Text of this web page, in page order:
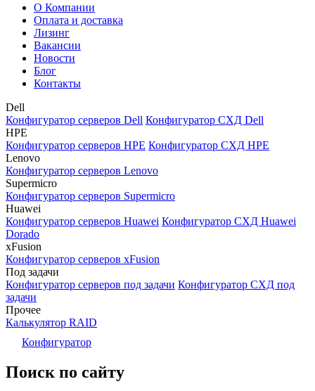
О Компании
Оплата и доставка
Лизинг
Вакансии
Новости
Блог
Контакты
Dell
Конфигуратор серверов Dell Конфигуратор СХД Dell
HPE
Конфигуратор серверов HPE Конфигуратор СХД HPE
Lenovo
Конфигуратор серверов Lenovo
Supermicro
Конфигуратор серверов Supermicro
Huawei
Конфигуратор серверов Huawei Конфигуратор СХД Huawei
Dorado
xFusion
Конфигуратор серверов xFusion
Под задачи
Конфигуратор серверов под задачи Конфигуратор СХД под
задачи
Прочее
Калькулятор RAID
Конфигуратор
Поиск по сайту